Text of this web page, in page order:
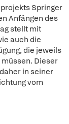
Springer
Anfängen des
stellt mit
auch die
die jeweils
Dieser
in seiner
vom